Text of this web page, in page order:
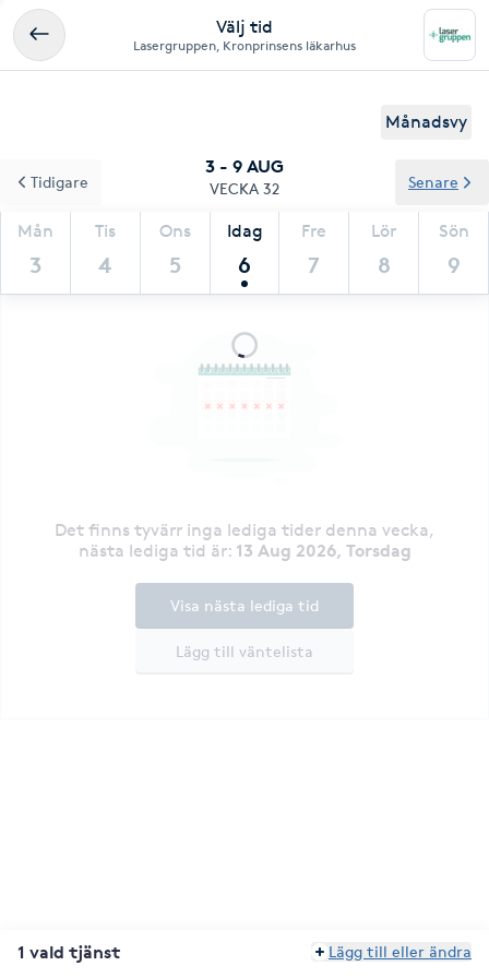
Välj tid
Lasergruppen, Kronprinsens läkarhus
Månadsvy
3 - 9 AUG
VECKA 32
Mån
3
Tis
4
Ons
5
Idag
6
Fre
7
Lör
8
Sön
9
Tidigare Senare
Det finns tyvärr inga lediga tider denna vecka,
nästa lediga tid är: 13 Aug 2026, Torsdag
Lägg till väntelista
Visa nästa lediga tid
1 vald tjänst Lägg till eller ändra